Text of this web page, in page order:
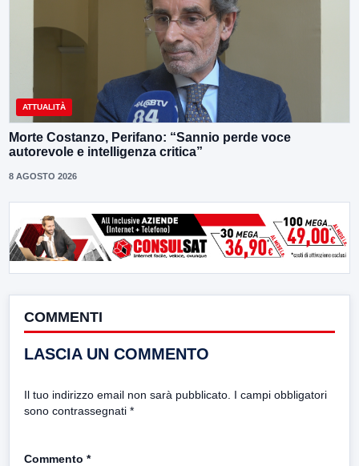
ATTUALITÀ
Morte Costanzo, Perifano: “Sannio perde voce
autorevole e intelligenza critica”
8 AGOSTO 2026
COMMENTI
LASCIA UN COMMENTO
Il tuo indirizzo email non sarà pubblicato. I campi obbligatori
sono contrassegnati *
Commento *